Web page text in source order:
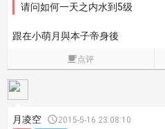
请问如何一天之内水到5级
跟在小萌月與本子帝身後
点评
月凌空 2015-5-16 23:08:10